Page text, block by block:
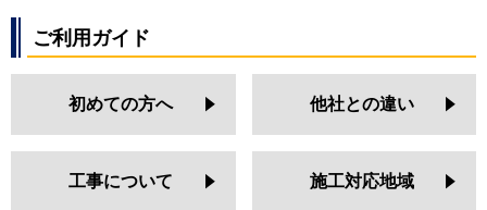
ご利用ガイド
初めての方へ 他社との違い
工事について 施工対応地域